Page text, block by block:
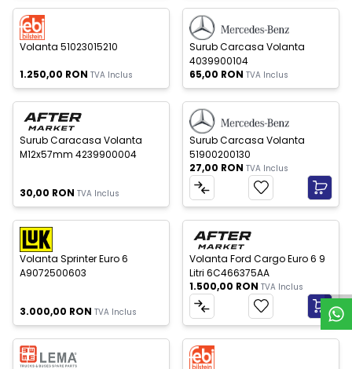
Nou
Epuizat
Volanta 51023015210
1.250,00 RON TVA Inclus
Nou
Stoc Epuizat
Surub Carcasa Volanta
4039900104
65,00 RON TVA Inclus
Nou
Epuizat
Surub Caracasa Volanta
M12x57mm 4239900004
30,00 RON TVA Inclus
Nou
Surub Carcasa Volanta
51900200130
27,00 RON TVA Inclus
Epuizat
Volanta Sprinter Euro 6
A9072500603
3.000,00 RON TVA Inclus
Nou
Volanta Ford Cargo Euro 6 9
Litri 6C466375AA
1.500,00 RON TVA Inclus
Nou
Epuizat
Nou
Stoc Epuizat